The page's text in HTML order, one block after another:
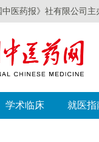
医药报》社有限公司主
学术临床 就医指